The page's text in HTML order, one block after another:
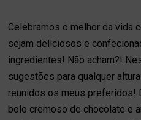
Celebramos o melhor da vida
sejam deliciosos e
ingredientes! Não acham?!
sugestões para qualquer
reunidos os meus preferidos!
bolo cremoso de chocolate e